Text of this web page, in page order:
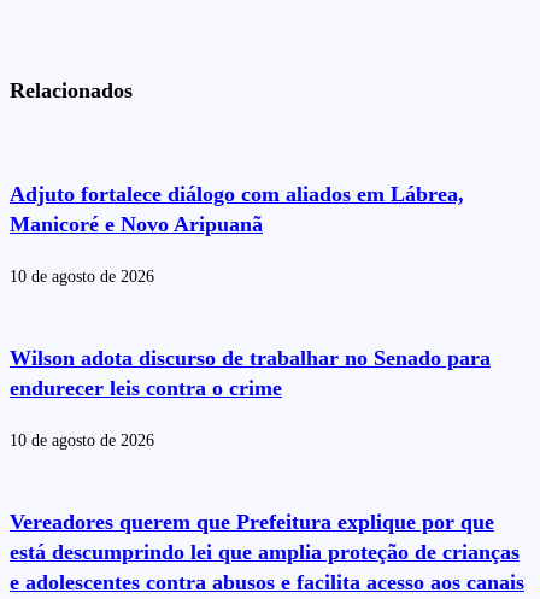
Relacionados
Adjuto fortalece diálogo com aliados em Lábrea,
Manicoré e Novo Aripuanã
10 de agosto de 2026
Wilson adota discurso de trabalhar no Senado para
endurecer leis contra o crime
10 de agosto de 2026
Vereadores querem que Prefeitura explique por que
está descumprindo lei que amplia proteção de crianças
e adolescentes contra abusos e facilita acesso aos canais